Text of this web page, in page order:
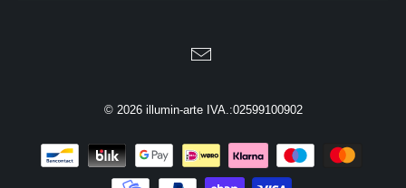
© 2026 illumin-arteIVA.:02599100902